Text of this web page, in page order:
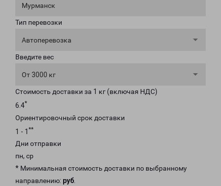
Мурманск
Тип перевозки
Автоперевозка
Введите вес
От 3000 кг
Стоимость доставки за 1 кг (включая НДС)
6.4*
Ориентировочный срок доставки
1 - 1 **
Дни отправки
пн, ср
* Минимальная стоимость доставки по выбранному
направлению: руб.